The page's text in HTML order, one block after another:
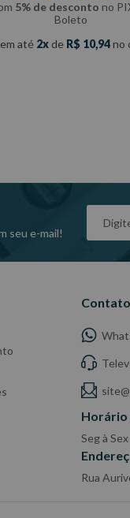
5% de desconto no
Boleto
até 2 de R$ 10,94no
seu e-mail!
Contato
Horário
Seg à
Rua